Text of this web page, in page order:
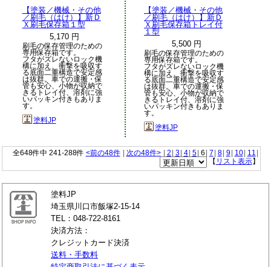
【塗装／機械・その他
／刷毛（はけ）】新Ｄ
Ｘ刷毛保存箱１型
5,170 円
刷毛の保存管理のための
専用保存箱です。
フタがズレないロック機
構に加え、衝撃を吸収す
る底面二重構造で安定感
は抜群。車での運搬・保
管も安心、小物が収納で
きるトレイ付、溶剤に強
いパッキン付きもありま
す。
塗料JP
【塗装／機械・その他
／刷毛（はけ）】新Ｄ
Ｘ刷毛保存箱トレイ付
１型
5,500 円
刷毛の保存管理のための
専用保存箱です。
フタがズレないロック機
構に加え、衝撃を吸収す
る底面二重構造で安定感
は抜群。車での運搬・保
管も安心、小物が収納で
きるトレイ付、溶剤に強
いパッキン付きもありま
す。
塗料JP
全648件中 241-288件 <前の48件 次の48件> 2 3 4 5 6 7 8 9 10 11
【 リスト表示】
塗料JP
埼玉県川口市飯塚2-15-14
TEL：048-722-8161
決済方法：
クレジットカード決済
送料・手数料